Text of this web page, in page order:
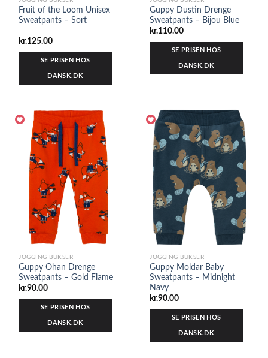
Fruit of the Loom Unisex
Sweatpants – Sort
kr.125.00
SE PRISEN HOS
DANSK.DK
Guppy Dustin Drenge
Sweatpants – Bijou Blue
kr.110.00
SE PRISEN HOS
DANSK.DK
JOGGING BUKSER
Guppy Ohan Drenge
Sweatpants – Gold Flame
kr.90.00
SE PRISEN HOS
DANSK.DK
JOGGING BUKSER
Guppy Moldar Baby
Sweatpants – Midnight
Navy
kr.90.00
SE PRISEN HOS
DANSK.DK